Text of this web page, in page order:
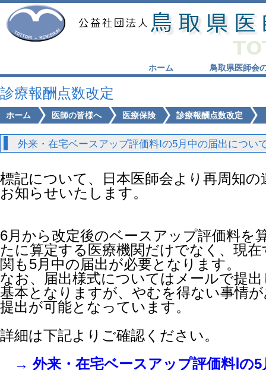
ホーム 鳥取県医師会
診療報酬点数改定
ホーム 医師の皆様へ 医療保険 診療報酬点数改定
外来・在宅ベースアップ評価料Ⅰの5月中の届出につ
標記について、日本医師会より再周知
お知らせいたします。
6月から改定後のベースアップ評価料を
たに算定する医療機関だけでなく、現
関も5月中の届出が必要となります。
なお、届出様式についてはメールで提
基本となりますが、やむを得ない事情
提出が可能となっています。
詳細は下記よりご確認ください。
→ 外来・在宅ベースアップ評価料Ⅰの